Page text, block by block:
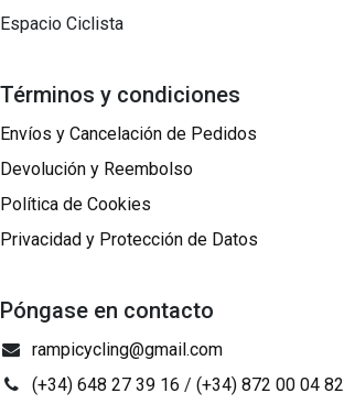
Espacio Ciclista
Términos y condiciones
Envíos y Cancelación de Pedidos
Devolución y Reembolso
Política de Cookies
Privacidad y Protección de Datos
Póngase en contacto
rampicycling@gmail.com
(+34) 648 27 39 16 / (+34) 872 00 04 82